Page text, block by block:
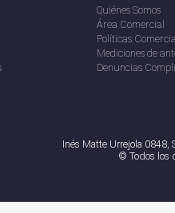
Quiénes Somos
Área Comercial
Políticas
Mediciones de
Denuncias
Inés Matte Urrejola 0848,
© Todos los